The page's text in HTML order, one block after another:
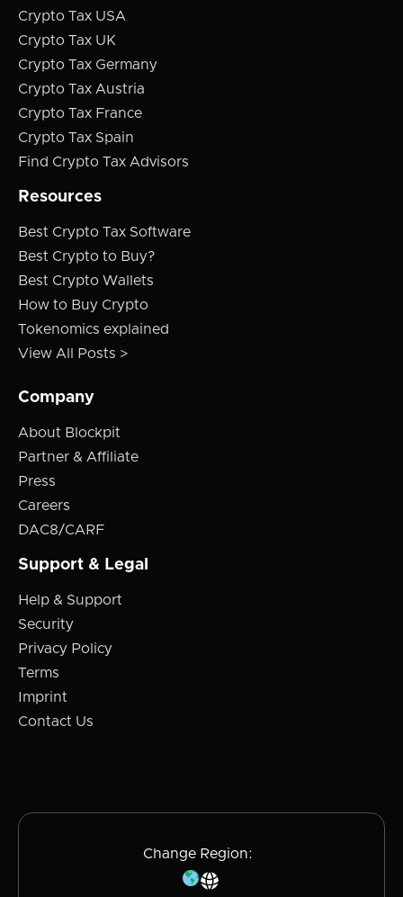
Crypto Tax USA
Crypto Tax UK
Crypto Tax Germany
Crypto Tax Austria
Crypto Tax France
Crypto Tax Spain
Find Crypto Tax Advisors
Resources
Best Crypto Tax Software
Best Crypto to Buy?
Best Crypto Wallets
How to Buy Crypto
Tokenomics explained
View All Posts >
Company
About Blockpit
Partner & Affiliate
Press
Careers
DAC8/CARF
Support & Legal
Help & Support
Security
Privacy Policy
Terms
Imprint
Contact Us
Change Region: